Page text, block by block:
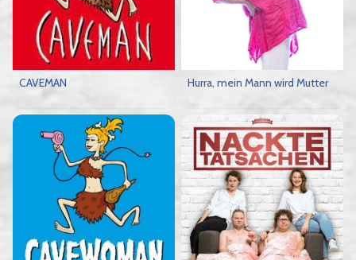
CAVEMAN Hurra, mein Mann wird Mutter